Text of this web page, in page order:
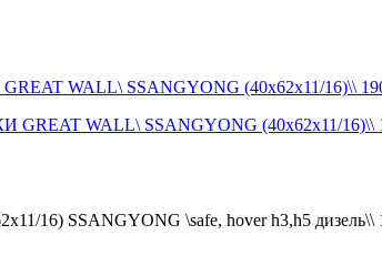
WALL\ SSANGYONG (40x62x11/16)\\
SSANGYONG \safe, hover h3,h5 дизель\\